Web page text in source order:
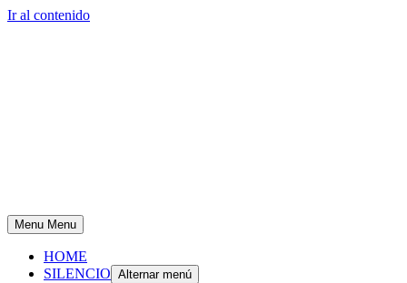
Ir al contenido
Menu Menu
HOME
SILENCIO Alternar menú